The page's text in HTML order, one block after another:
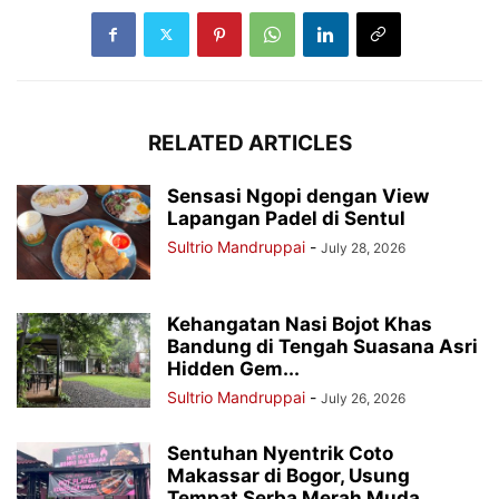
RELATED ARTICLES
Sensasi Ngopi dengan View
Lapangan Padel di Sentul
Sultrio Mandruppai - July 28, 2026
Kehangatan Nasi Bojot Khas
Bandung di Tengah Suasana Asri
Hidden Gem...
Sultrio Mandruppai - July 26, 2026
Sentuhan Nyentrik Coto
Makassar di Bogor, Usung